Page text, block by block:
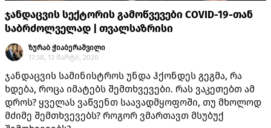
ჯანდაცვის სექტორის გამოწვევები COVID-19-თან
საბრძოლველად | თვალსაზრისი
ზურაბ ჭიაბერაშვილი
17:38, 13 მარტი, 2020
ჯანდაცვის სამინისტროს უნდა ჰქონდეს გეგმა, რა
ხდება, როცა იმატებს შემთხვევები. რას ვაკეთებთ ამ
დროს? ყველას ვაწვენთ საავადმყოფოში, თუ მხოლოდ
მძიმე შემთხვევებს? როგორ ვმართავთ მსუბუქ